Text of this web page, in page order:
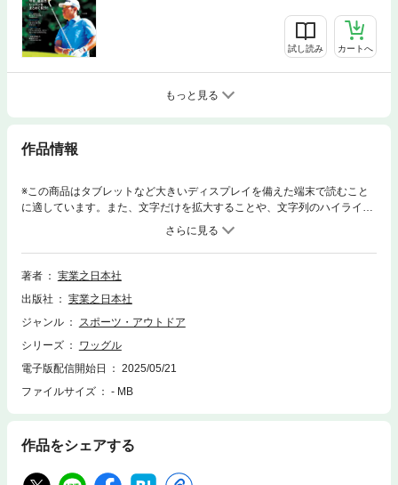
試し読み カートへ
もっと見る
作品情報
※この商品はタブレットなど大きいディスプレイを備えた端末で読むこと
に適しています。また、文字だけを拡大することや、文字列のハイライ
ト、検索、辞書の参照、引用などの機能が使用できません。7月号の特集
は「ベストスコア更新の準備はコレだけ！」です。みなさんは打つ前の準
備“プレショットルーティン”を大事にしていますか？ ラウンド時は打つ直
前の素振りの仕方や目標を確認する位置、アドレスは入り方や構えを作っ
イスショットを増やすコツ。スイング以上に重要、ルーティンワークだけ
でスコアアップできるレッスンは必読です！ アマチュアがムダな1打を増
コースで大事なのは“出球の高さ”をきちんと決めて打つこと！ 練習場とは
異なるさまざまなライによって変わる、コントロールしたい出球の「高
い・低い」を意識して打てば、ベタピンに寄るアプローチが激増します。
そして、コースで絶大な強さを発揮するのが、最新のシンプルスイング。
に立ち直れる。おまけにクラブ性能の真価も引き出せることを、さまざま
もベストスコア更新を手伝ってくれる最新のクラブ、シャフト、アイテム
著者
実業之日本社
出版社
実業之日本社
ジャンル
スポーツ・アウトドア
シリーズ
ワッグル
電子版配信開始日
2025/05/21
ファイルサイズ
- MB
作品をシェアする